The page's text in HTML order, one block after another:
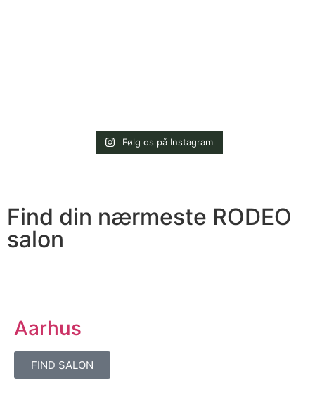
Følg os på Instagram
Find din nærmeste RODEO
salon
Aarhus
FIND SALON